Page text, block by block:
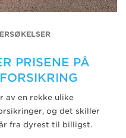
PRISENE PÅ
av en rekke ulike
og det skiller
fra dyrest til billigst.